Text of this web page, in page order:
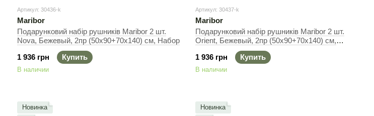
Артикул: 30436-k
Maribor
Подарунковий набір рушників Maribor 2 шт.
Nova, Бежевый, 2пр (50х90+70х140) см, Набор
1 936 грн
Купить
В наличии
Артикул: 30437-k
Maribor
Подарунковий набір рушників Maribor 2 шт.
Orient, Бежевый, 2пр (50х90+70х140) см,
1 936 грн
Купить
В наличии
Новинка
Новинка